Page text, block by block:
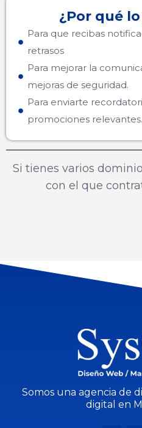
¿Por qué
Para que recibas
retrasos
Para mejorar la
mejoras de seguridad.
Para enviarte
promociones relevantes.
Si tienes varios
con el que
Somos una agencia de
digital en